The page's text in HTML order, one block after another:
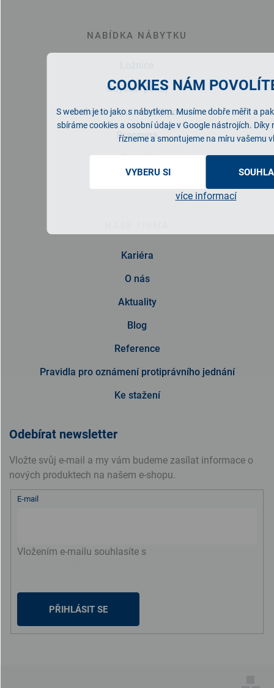
COOKIES NÁM
S webem je to jako s nábytkem. Musíme dobře měřit a
sbíráme cookies a osobní údaje v Google nástrojích. Díky
řízneme a smontujeme na míru vašemu
VYBERU SI
více informací
NABÍDKA NÁBYTKU
Obývací pokoj
Dětský/studentský pokoj
Pracovna
Předsíň
Kariéra
O nás
Aktuality
Blog
Reference
Pravidla pro oznámení protiprávního jednání
Ke stažení
Odebírat newsletter
Vložte svůj e-mail a my vám budeme zasílat informace o
nových produktech na našem e-shopu.
E-mail
Vložením e-mailu souhlasíte s
PŘIHLÁSIT SE